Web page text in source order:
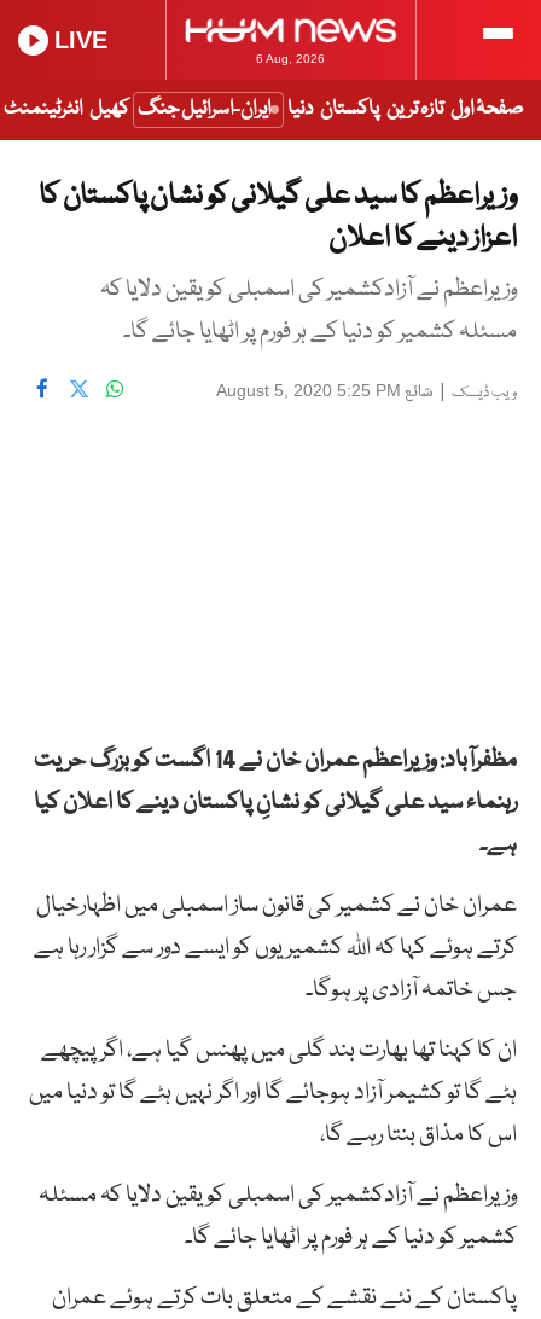
6 Aug, 2026
LIVE
صفحۂ اول تازہ ترین پاکستان دنیا ایران-اسرائیل جنگ کھیل انٹرٹینمنٹ
وزیراعظم کا سید علی گیلانی کو نشان پاکستان کا
اعزاز دینے کا اعلان
وزیراعظم نے آزادکشمیر کی اسمبلی کو یقین دلایا کہ
مسئلہ کشمیر کو دنیا کے ہر فورم پر اٹھایا جائے گا۔
ویب ڈیسک | شائع August 5, 2020 5:25 PM
مظفرآباد: وزیراعظم عمران خان نے 14 اگست کو بزرگ حریت
رہنماء سید علی گیلانی کو نشانِ پاکستان دینے کا اعلان کیا
ہے۔
عمران خان نے کشمیر کی قانون ساز اسمبلی میں اظہارخیال
کرتے ہوئے کہا کہ اللہ کشمیریوں کو ایسے دور سے گزار رہا ہے
جس خاتمہ آزادی پر ہوگا۔
ان کا کہنا تھا بھارت بند گلی میں پھنس گیا ہے، اگر پیچھے
ہٹے گا تو کشیمر آزاد ہوجائے گا اور اگر نہیں ہٹے گا تو دنیا میں
اس کا مذاق بنتا رہے گا،
وزیراعظم نے آزادکشمیر کی اسمبلی کو یقین دلایا کہ مسئلہ
کشمیر کو دنیا کے ہر فورم پر اٹھایا جائے گا۔
پاکستان کے نئے نقشے کے متعلق بات کرتے ہوئے عمران